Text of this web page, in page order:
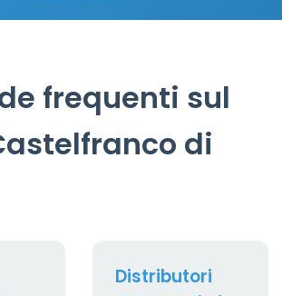
frequenti sul
di
Distributori